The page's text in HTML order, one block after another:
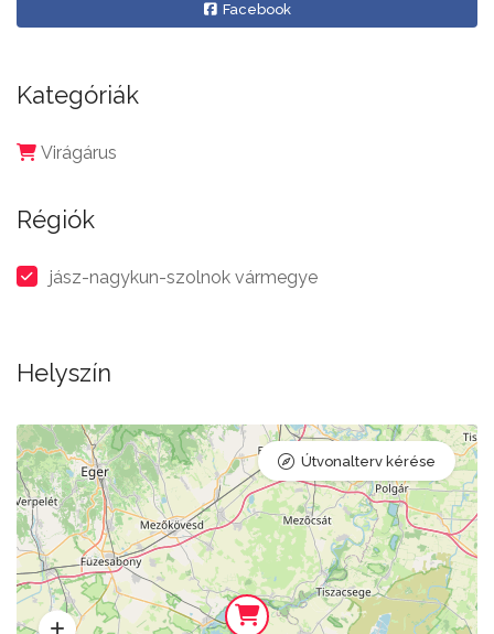
Facebook
Kategóriák
Virágárus
Régiók
jász-nagykun-szolnok vármegye
Helyszín
Útvonalterv kérése